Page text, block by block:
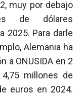
muy por debajo
de dólares
2025. Para darle
Alemania ha
a ONUSIDA en 2
millones de
euros en 2024.